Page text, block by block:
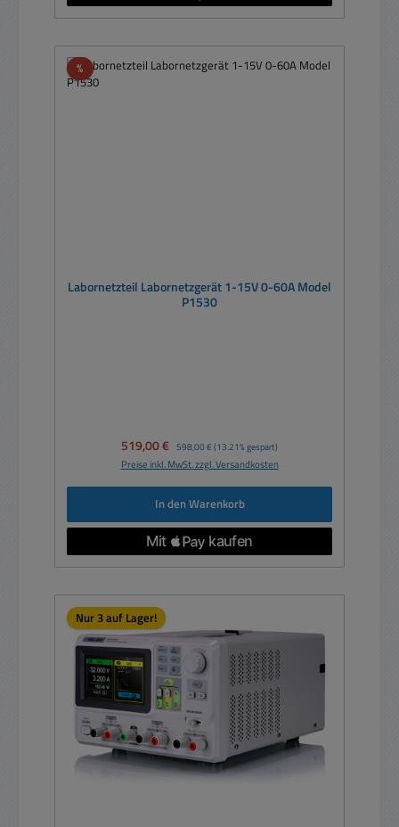
%Rabatt
Labornetzteil Labornetzgerät 1-15V 0-60A Model
P1530
Verkaufspreis:
519,00 € Regulärer Preis:
598,00 € (13.21% gespart)
Preise inkl. MwSt. zzgl. Versandkosten
In den Warenkorb
Nur 3 auf Lager!